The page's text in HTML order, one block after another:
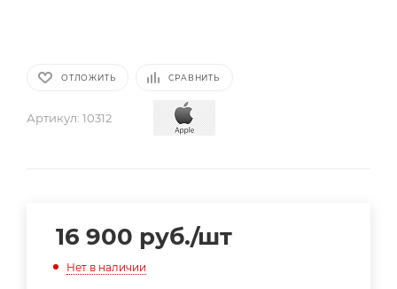
ОТЛОЖИТЬ СРАВНИТЬ
Артикул: 10312
16 900 руб./шт
Нет в наличии